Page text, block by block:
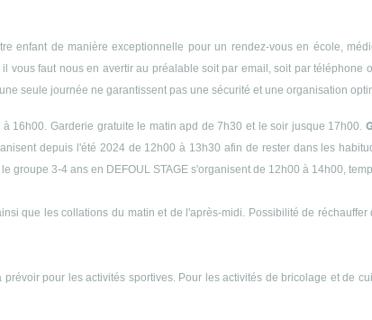
enfant de manière exceptionnelle pour un rendez-vous en école,
il vous faut nous en avertir au préalable soit par email, soit par
seule journée ne garantissent pas une sécurité et une organisation
16h00. Garderie gratuite le matin apd de 7h30 et le soir jusque 17h00.
depuis l'été 2024 de 12h00 à 13h30 afin de rester dans les
groupe 3-4 ans en DEFOUL STAGE s'organisent de 12h00 à 14h00,
que les collations du matin et de l'après-midi. Possibilité de
pour les activités sportives. Pour les activités de bricolage et de